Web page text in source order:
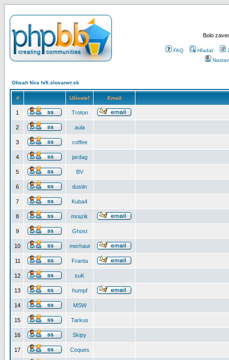
Bolo
FAQ Hľadať
Obsah fóra hifi.slovanet.sk
# Užívateľ Email
1 Troton
2 aula
3 coffee
4 jardag
5 BV
6 dustin
7 Kuba4
8 mrazik
9 Ghost
10 merhaut
11 Franta
12 suK
13 humpf
14 MSW
15 Tarkus
16 Skipy
17 Coques